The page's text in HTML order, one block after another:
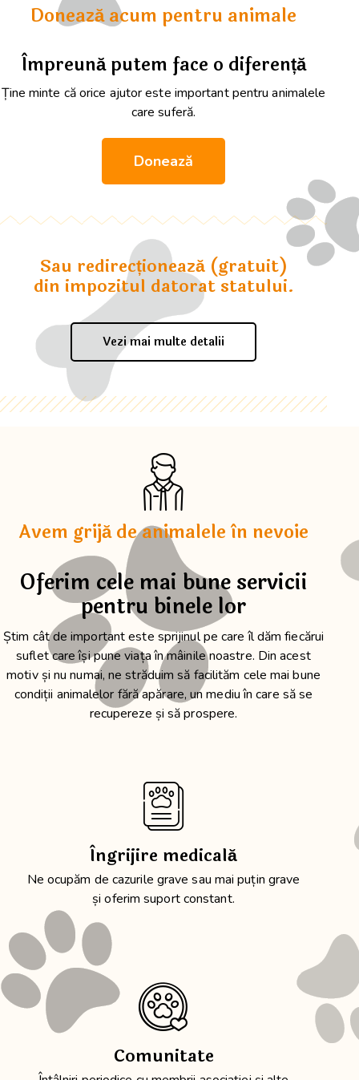
Donează acum pentru animale
Împreună putem face o diferență
Ține minte că orice ajutor este important pentru animalele
care suferă.
Donează
Sau redirecționează (gratuit)
din impozitul datorat statului.
Vezi mai multe detalii
Avem grijă de animalele în nevoie
Oferim cele mai bune servicii
pentru binele lor
Știm cât de important este sprijinul pe care îl dăm fiecărui
suflet care își pune viața în mâinile noastre. Din acest
motiv și nu numai, ne străduim să facilităm cele mai bune
condiții animalelor fără apărare, un mediu în care să se
recupereze și să prospere.
Îngrijire medicală
Ne ocupăm de cazurile grave sau mai puțin grave
și oferim suport constant.
Comunitate